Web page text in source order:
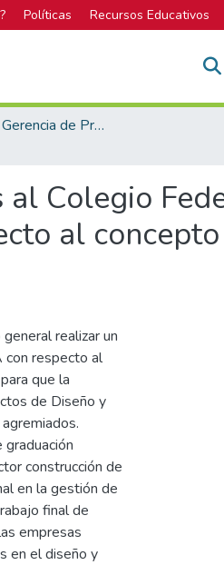
Políticas Recursos Educativos
Maestría en Gerencia de Proyectos
Colegio
al
realizar un
con respecto al
que la
de Diseño y
construcción de
en la gestión de
final de
empresas
en el diseño y